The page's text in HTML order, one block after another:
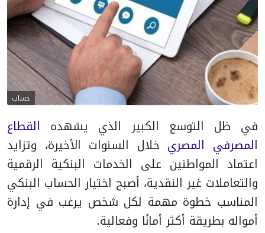
حساب
في ظل التوسع الكبير الذي يشهده القطاع
المصرفي المصري خلال السنوات الأخيرة، وتزايد
اعتماد المواطنين على الخدمات البنكية الرقمية
والتعاملات غير النقدية، أصبح اختيار الحساب البنكي
المناسب خطوة مهمة لكل شخص يرغب في إدارة
أمواله بطريقة أكثر أمانًا وفعالية.